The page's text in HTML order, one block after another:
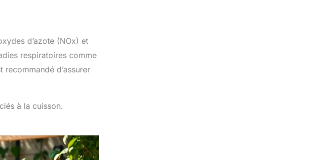
d’azote (NOx) et
respiratoires comme
recommandé d’assurer
à la cuisson.